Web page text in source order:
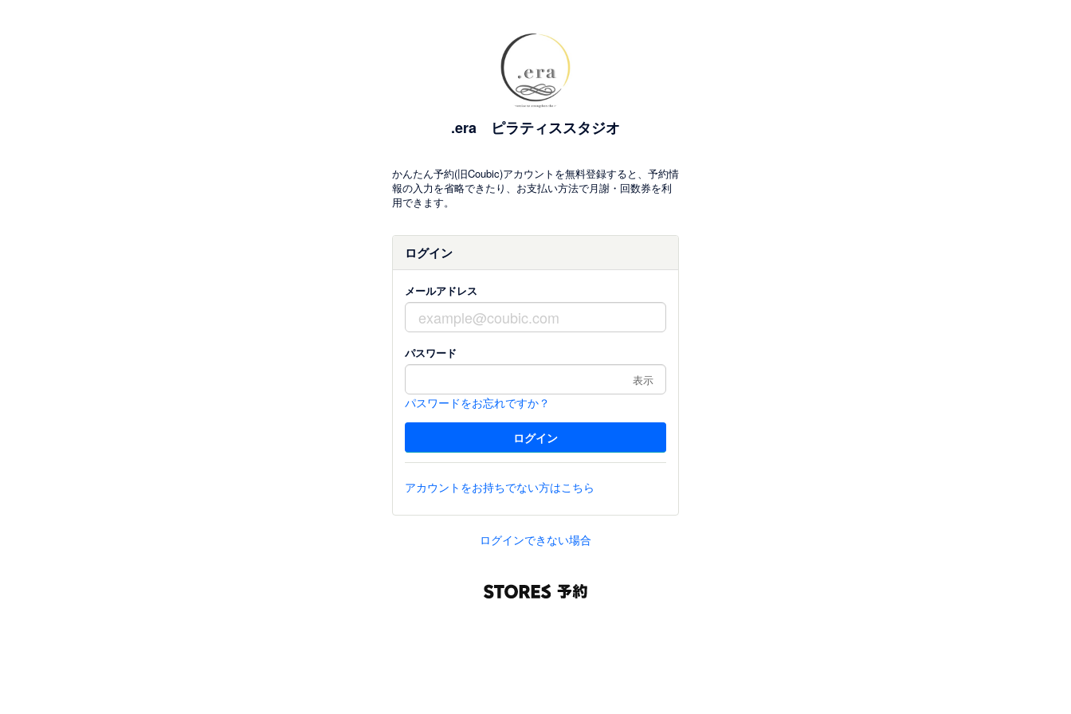
.era ピラティススタジオ
かんたん予約(旧Coubic)アカウントを無料登録すると、予約情
報の入力を省略できたり、お支払い方法で月謝・回数券を利
用できます。
ログイン
メールアドレス
パスワード
表示
パスワードをお忘れですか？
アカウントをお持ちでない方はこちら
ログインできない場合